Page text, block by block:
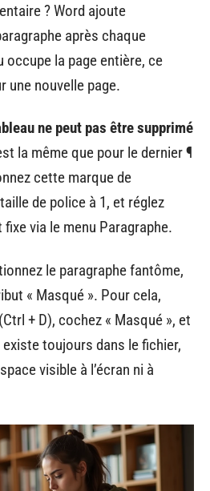
? Word ajoute
après chaque
occupe la page entière, ce
une nouvelle page.
ne peut pas être supprimé
la même que pour le dernier ¶
cette marque de
de police à 1, et réglez
via le menu Paragraphe.
le paragraphe fantôme,
« Masqué ». Pour cela,
+ D), cochez « Masqué », et
toujours dans le fichier,
visible à l’écran ni à